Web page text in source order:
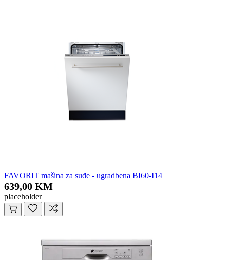
FAVORIT mašina za suđe - ugradbena BI60-I14
639,00 KM
placeholder